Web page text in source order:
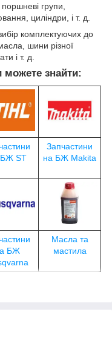
групи,
циліндри, і т. д.
комплектуючих до
шини різної
і т. д.
можете знайти:
ST
Запчастини
на БЖ Makita
БЖ
Масла та
мастила